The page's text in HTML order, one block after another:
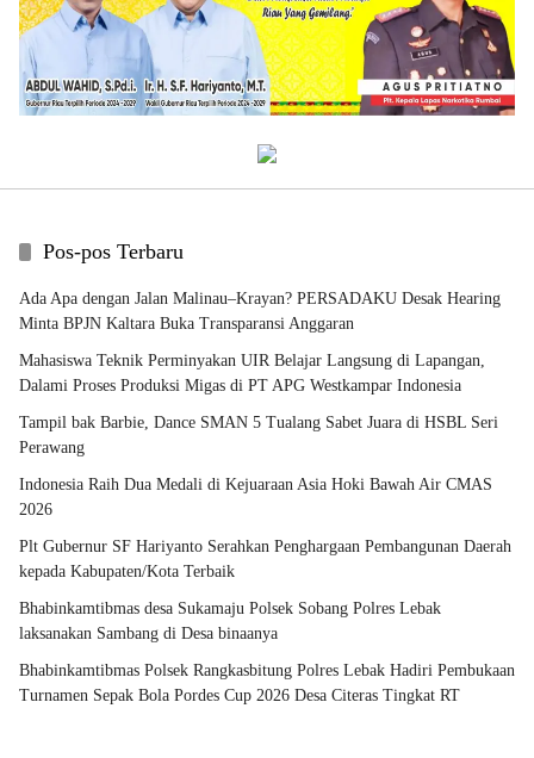
Pos-pos Terbaru
Ada Apa dengan Jalan Malinau–Krayan? PERSADAKU Desak Hearing
Minta BPJN Kaltara Buka Transparansi Anggaran
Mahasiswa Teknik Perminyakan UIR Belajar Langsung di Lapangan,
Dalami Proses Produksi Migas di PT APG Westkampar Indonesia
Tampil bak Barbie, Dance SMAN 5 Tualang Sabet Juara di HSBL Seri
Perawang
Indonesia Raih Dua Medali di Kejuaraan Asia Hoki Bawah Air CMAS
2026
Plt Gubernur SF Hariyanto Serahkan Penghargaan Pembangunan Daerah
kepada Kabupaten/Kota Terbaik
Bhabinkamtibmas desa Sukamaju Polsek Sobang Polres Lebak
laksanakan Sambang di Desa binaanya
Bhabinkamtibmas Polsek Rangkasbitung Polres Lebak Hadiri Pembukaan
Turnamen Sepak Bola Pordes Cup 2026 Desa Citeras Tingkat RT